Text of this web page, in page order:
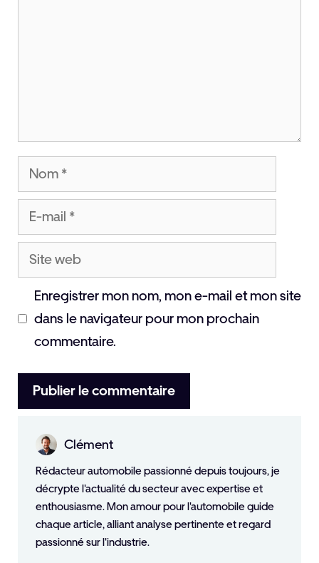
Nom
mail
Site
web
Enregistrer mon nom, mon e-mail et mon site
dans le navigateur pour mon prochain
commentaire.
Clément
Rédacteur automobile passionné depuis toujours, je
décrypte l'actualité du secteur avec expertise et
enthousiasme. Mon amour pour l'automobile guide
chaque article, alliant analyse pertinente et regard
passionné sur l'industrie.